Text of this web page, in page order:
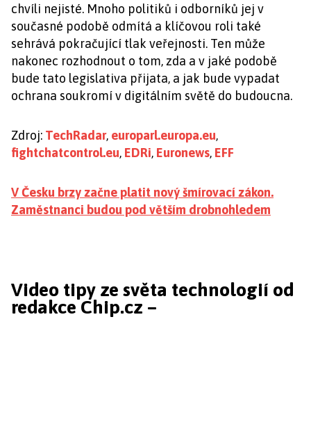
chvíli nejisté. Mnoho politiků i odborníků jej v
současné podobě odmítá a klíčovou roli také
sehrává pokračující tlak veřejnosti. Ten může
nakonec rozhodnout o tom, zda a v jaké podobě
bude tato legislativa přijata, a jak bude vypadat
ochrana soukromí v digitálním světě do budoucna.
Zdroj: TechRadar, europarl.europa.eu,
fightchatcontrol.eu, EDRi, Euronews, EFF
V Česku brzy začne platit nový šmírovací zákon.
Zaměstnanci budou pod větším drobnohledem
Video tipy ze světa technologií od
redakce Chip.cz –